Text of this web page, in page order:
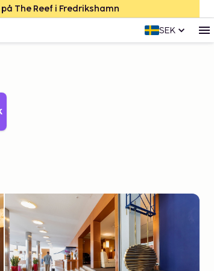
The Reef i Fredrikshamn
SEK